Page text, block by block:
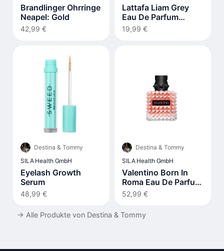
Brandlinger Ohrringe
Neapel: Gold
42,99 €
Lattafa Liam Grey
Eau De Parfum
100ml
19,99 €
Destina & Tommy
SILA Health GmbH
Eyelash Growth
Serum
48,99 €
Destina & Tommy
SILA Health GmbH
Valentino Born In
Roma Eau De Parfum
30ml
52,99 €
→ Alle Produkte von Destina & Tommy